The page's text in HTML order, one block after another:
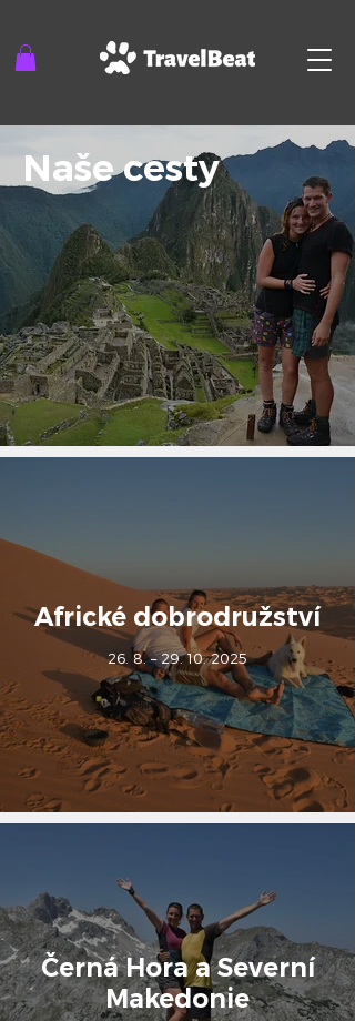
Naše cesty
Africké dobrodružství
26. 8. – 29. 10. 2025
Černá Hora a Severní
Makedonie